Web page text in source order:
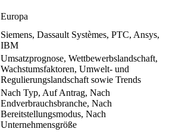
Europa
Siemens, Dassault Systèmes, PTC, Ansys,
IBM
Umsatzprognose, Wettbewerbslandschaft,
Wachstumsfaktoren, Umwelt- und
Regulierungslandschaft sowie Trends
Nach Typ, Auf Antrag, Nach
Endverbrauchsbranche, Nach
Bereitstellungsmodus, Nach
Unternehmensgröße